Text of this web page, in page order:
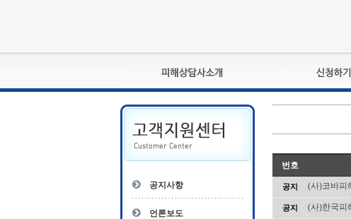
피해상담사란?
자격관리규정
상담사 자격증 확인
- 피해상담사 1급
- 전문수련감독자
교육훈련
자격심사
자격복원
공지사항
언론보도
번호
공지 (사)코바피
공지 (사)한국피